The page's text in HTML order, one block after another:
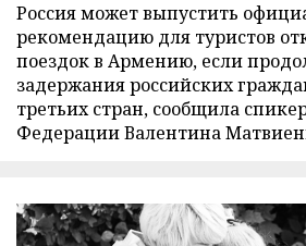
Россия может выпустить
рекомендацию для туристов
поездок в Армению, если
задержания российских
третьих стран, сообщила
Федерации Валентина